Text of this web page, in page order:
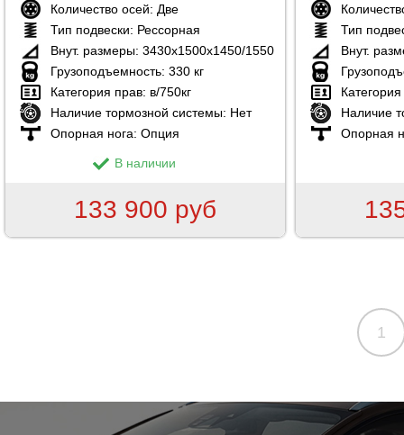
Количество осей: Две
Тип подвески: Рессорная
Внут. размеры: 3430х1500х1450/1550
Грузоподъемность: 330 кг
Категория прав: в/750кг
Наличие тормозной системы: Нет
Опорная нога: Опция
В наличии
133 900 руб
Тип
Внут.
Наличие
Опорная
1